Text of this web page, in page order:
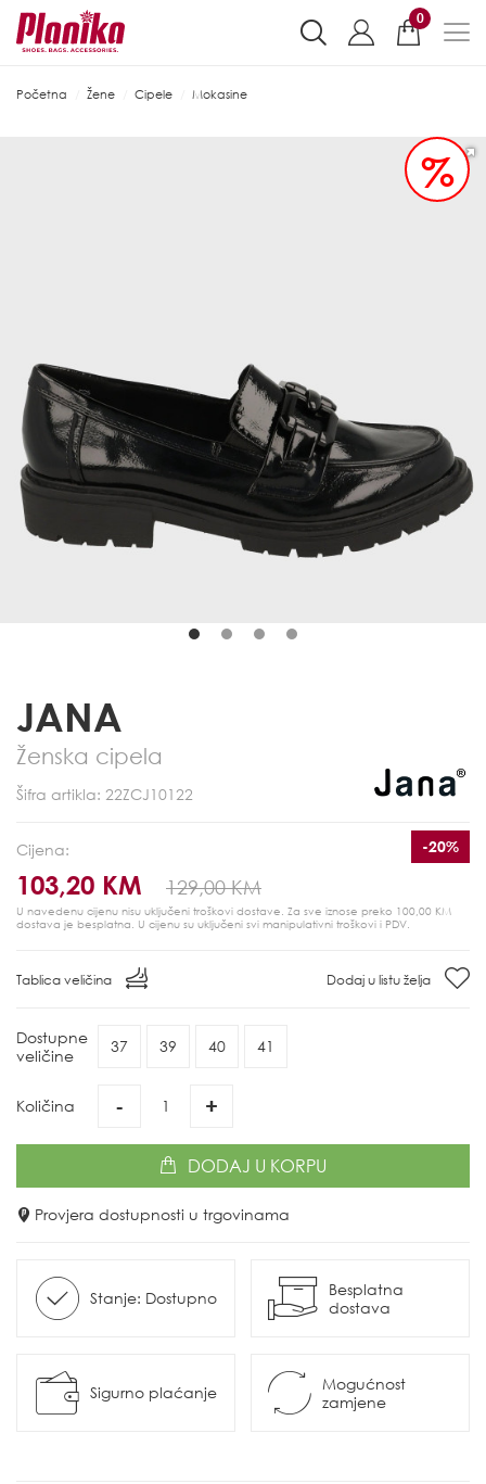
0
Početna Žene Cipele Mokasine
%
JANA
Ženska cipela
Šifra artikla: 22ZCJ10122
Cijena:
103,20 KM 129,00 KM
-20%
U navedenu cijenu nisu uključeni troškovi dostave. Za sve iznose preko 100,00 KM
dostava je besplatna. U cijenu su uključeni svi manipulativni troškovi i PDV.
Tablica veličina Dodaj u listu želja
Dostupne
veličine
37 39 40 41
Količina - +
DODAJ U KORPU
Provjera dostupnosti u trgovinama
Stanje: Dostupno
Besplatna
dostava
Sigurno plaćanje
Mogućnost
zamjene